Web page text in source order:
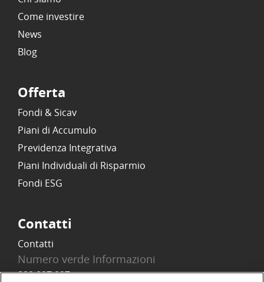
Come investire
News
Blog
Offerta
Fondi & Sicav
Piani di Accumulo
Previdenza Integrativa
Piani Individuali di Risparmio
Fondi ESG
Contatti
Contatti
Numero verde Informazioni
800 097 097